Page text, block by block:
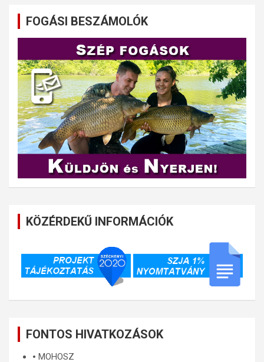
FOGÁSI BESZÁMOLÓK
KÖZÉRDEKŰ INFORMÁCIÓK
FONTOS HIVATKOZÁSOK
🞄 MOHOSZ